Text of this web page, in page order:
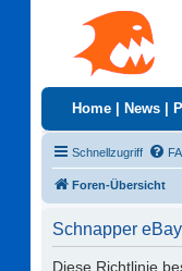
Home News
Schnellzugriff
Foren-Übersicht
Schnapper
Diese Richtlinie